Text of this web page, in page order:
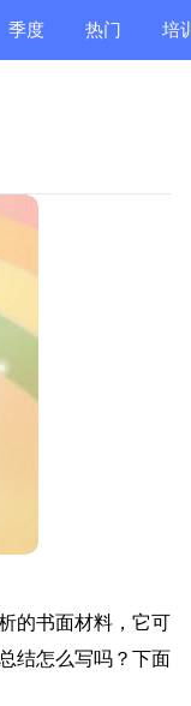
季度 热门 培训
的书面材料，它可
结怎么写吗？下面